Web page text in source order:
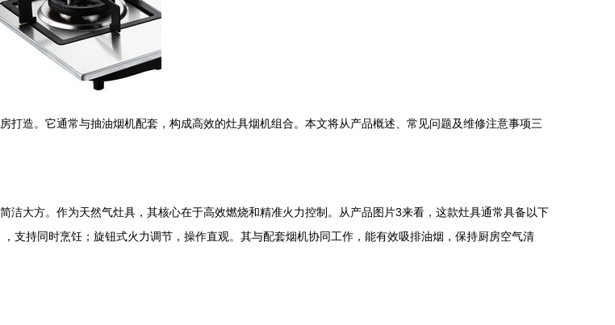
造。它通常与抽油烟机配套，构成高效的灶具烟机组合。本文将从产品概述、常见问题及维修注意事项三
大方。作为天然气灶具，其核心在于高效燃烧和精准火力控制。从产品图片3来看，这款灶具通常具备以下
支持同时烹饪；旋钮式火力调节，操作直观。其与配套烟机协同工作，能有效吸排油烟，保持厨房空气清